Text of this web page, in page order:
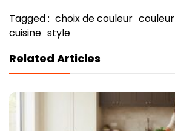
Tagged : choix de couleur couleur
cuisine style
Related Articles